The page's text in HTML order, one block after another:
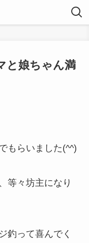
と娘ちゃん満
もらいました(^^)
等々坊主になり
釣って喜んでく